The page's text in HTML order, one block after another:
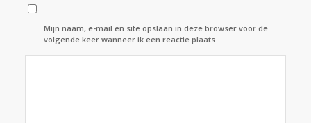
Mijn naam, e-mail en site opslaan in deze browser voor de
volgende keer wanneer ik een reactie plaats.